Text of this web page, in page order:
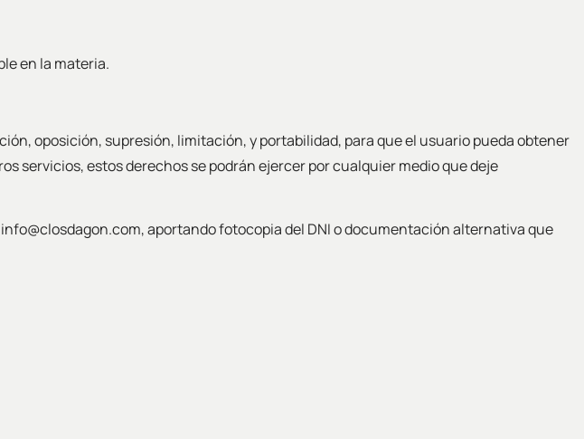
en la materia.
oposición, supresión, limitación, y portabilidad, para que el usuario pueda obtener
servicios, estos derechos se podrán ejercer por cualquier medio que deje
info@closdagon.com, aportando fotocopia del DNI o documentación alternativa que